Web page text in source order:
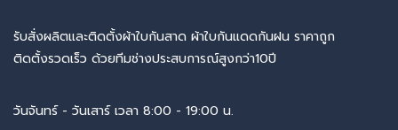
รับสั่งผลิตและติดตั้งผ้าใบกันสาด ผ้าใบกันแดดกันฝน ราคาถูก
ติดตั้งรวดเร็ว ด้วยทีมช่างประสบการณ์สูงกว่า10ปี
วันจันทร์ - วันเสาร์ เวลา 8:00 - 19:00 น.